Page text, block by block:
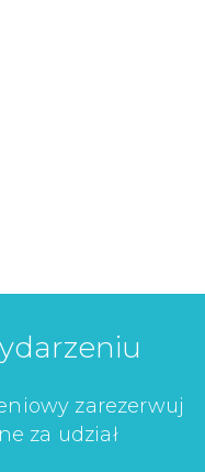
zarezerwuj
za udział